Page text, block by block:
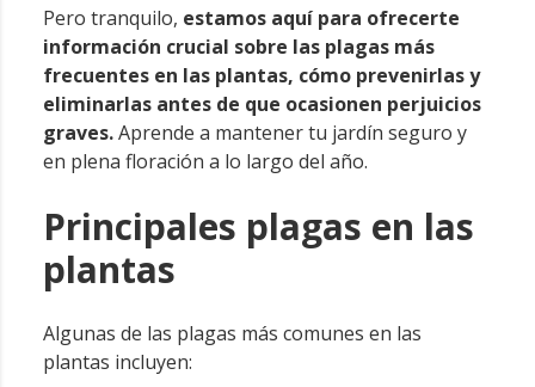
Pero tranquilo, estamos aquí para ofrecerte
información crucial sobre las plagas más
frecuentes en las plantas, cómo prevenirlas y
eliminarlas antes de que ocasionen perjuicios
graves.Aprende a mantener tu jardín seguro y
en plena floración a lo largo del año.
Principales plagas en las
plantas
Algunas de las plagas más comunes en las
plantas incluyen: